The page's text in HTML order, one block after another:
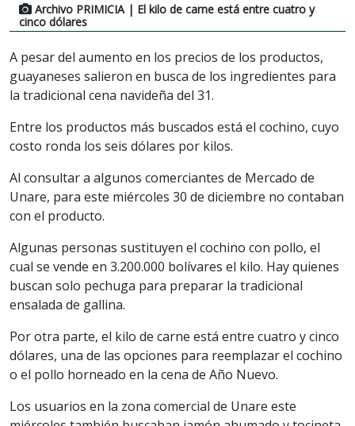
Archivo PRIMICIA | El kilo de carne está entre cuatro y
cinco dólares
A pesar del aumento en los precios de los productos,
guayaneses salieron en busca de los ingredientes para
la tradicional cena navideña del 31.
Entre los productos más buscados está el cochino, cuyo
costo ronda los seis dólares por kilos.
Al consultar a algunos comerciantes de Mercado de
Unare, para este miércoles 30 de diciembre no contaban
con el producto.
Algunas personas sustituyen el cochino con pollo, el
cual se vende en 3.200.000 bolívares el kilo. Hay quienes
buscan solo pechuga para preparar la tradicional
ensalada de gallina.
Por otra parte, el kilo de carne está entre cuatro y cinco
dólares, una de las opciones para reemplazar el cochino
o el pollo horneado en la cena de Año Nuevo.
Los usuarios en la zona comercial de Unare este